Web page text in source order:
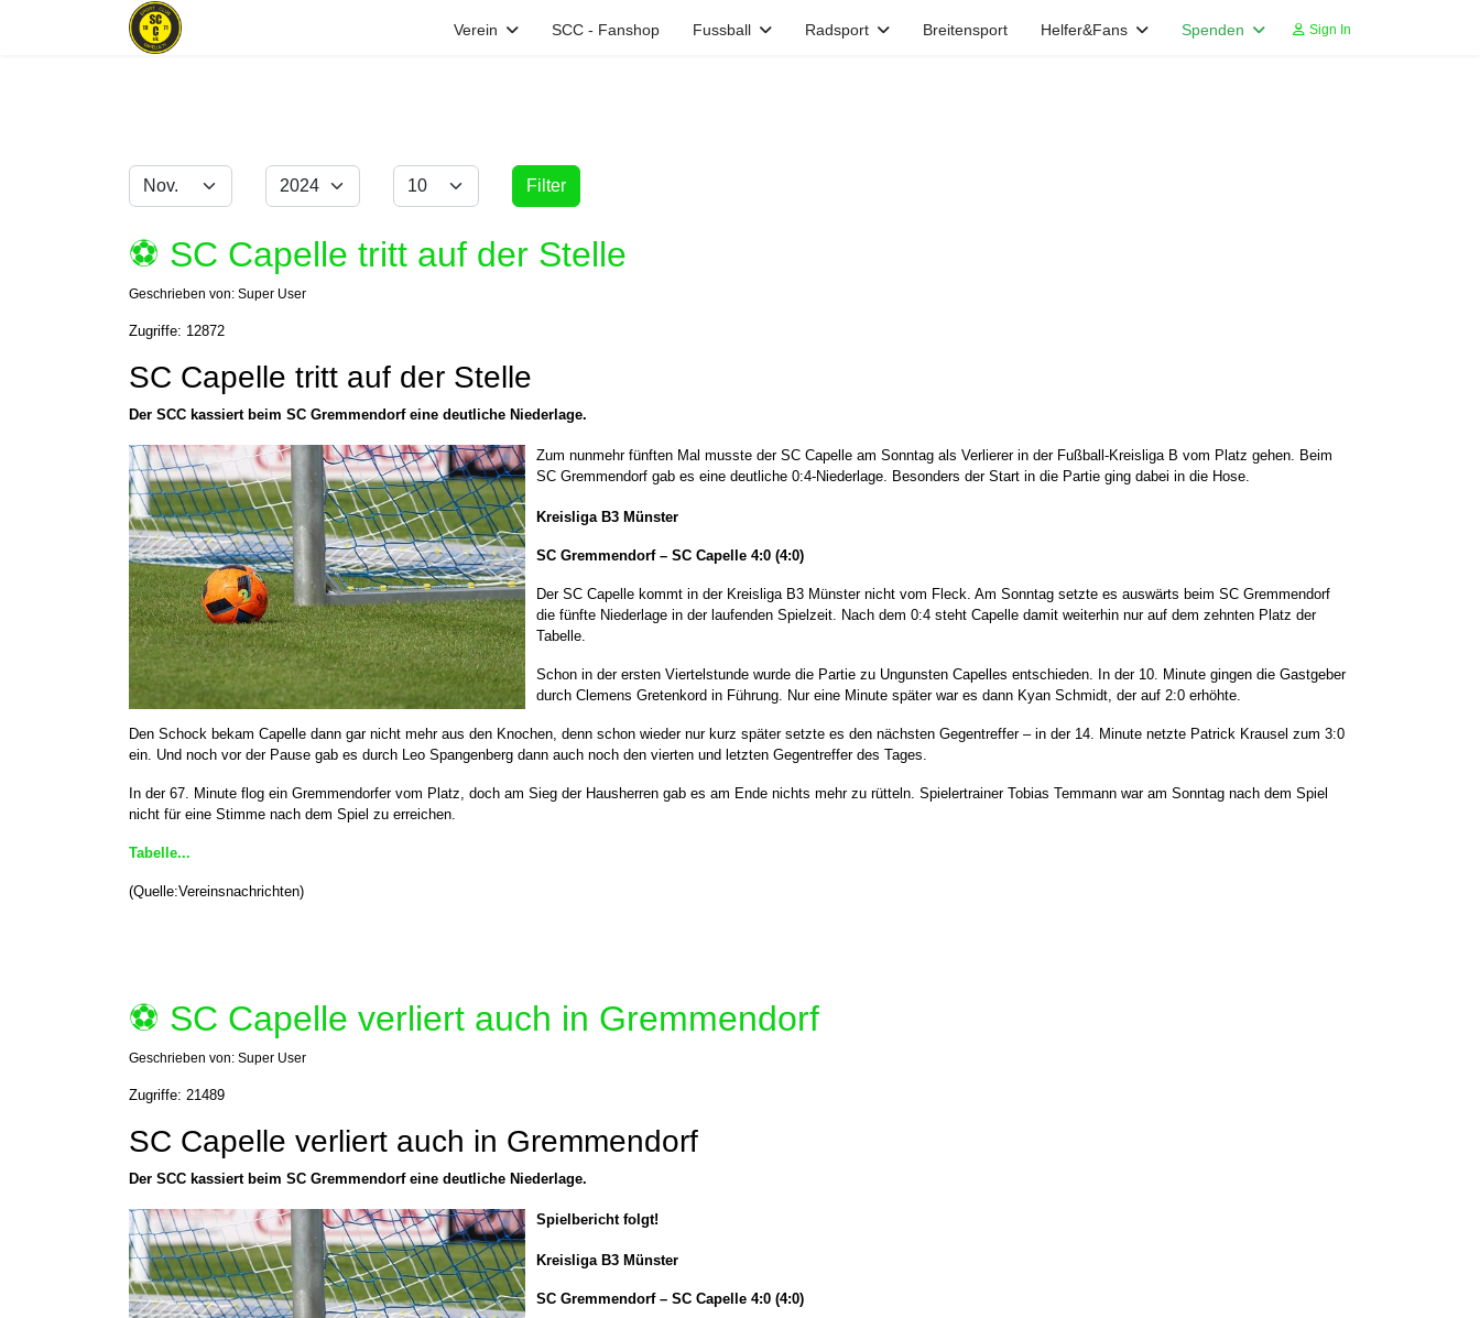
Verein SCC - Fanshop Fussball Radsport Breitensport Helfer&Fans Spenden Sign In
Filter
Monat Jahr Anzeige #
Filter
⚽️ SC Capelle tritt auf der Stelle
Geschrieben von: Super User
Zugriffe: 12872
SC Capelle tritt auf der Stelle
Der SCC kassiert beim SC Gremmendorf eine deutliche Niederlage.
Zum nunmehr fünften Mal musste der SC Capelle am Sonntag als Verlierer in der Fußball-Kreisliga B vom Platz gehen. Beim
SC Gremmendorf gab es eine deutliche 0:4-Niederlage. Besonders der Start in die Partie ging dabei in die Hose.
Kreisliga B3 Münster
SC Gremmendorf – SC Capelle 4:0 (4:0)
Der SC Capelle kommt in der Kreisliga B3 Münster nicht vom Fleck. Am Sonntag setzte es auswärts beim SC Gremmendorf
die fünfte Niederlage in der laufenden Spielzeit. Nach dem 0:4 steht Capelle damit weiterhin nur auf dem zehnten Platz der
Tabelle.
Schon in der ersten Viertelstunde wurde die Partie zu Ungunsten Capelles entschieden. In der 10. Minute gingen die Gastgeber
durch Clemens Gretenkord in Führung. Nur eine Minute später war es dann Kyan Schmidt, der auf 2:0 erhöhte.
Den Schock bekam Capelle dann gar nicht mehr aus den Knochen, denn schon wieder nur kurz später setzte es den nächsten Gegentreffer – in der 14. Minute netzte Patrick Krausel zum 3:0
ein. Und noch vor der Pause gab es durch Leo Spangenberg dann auch noch den vierten und letzten Gegentreffer des Tages.
In der 67. Minute flog ein Gremmendorfer vom Platz, doch am Sieg der Hausherren gab es am Ende nichts mehr zu rütteln. Spielertrainer Tobias Temmann war am Sonntag nach dem Spiel
nicht für eine Stimme nach dem Spiel zu erreichen.
Tabelle...
(Quelle:Vereinsnachrichten)
⚽️ SC Capelle verliert auch in Gremmendorf
Geschrieben von: Super User
Zugriffe: 21489
SC Capelle verliert auch in Gremmendorf
Der SCC kassiert beim SC Gremmendorf eine deutliche Niederlage.
Spielbericht folgt!
Kreisliga B3 Münster
SC Gremmendorf – SC Capelle 4:0 (4:0)